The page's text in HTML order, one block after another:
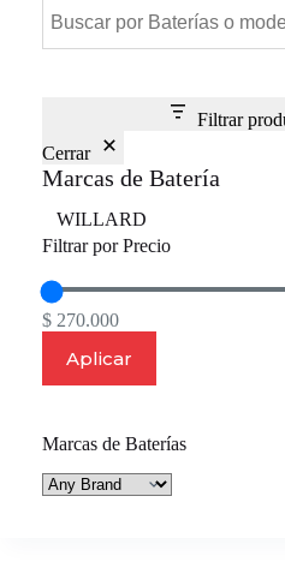
Filtrar
Cerrar
Marcas de Batería
Marca
WILLARD
Filtrar por Precio
$ 270.000
Aplicar
Marcas de Baterías